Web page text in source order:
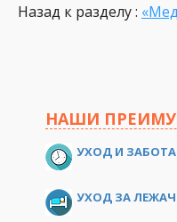
Назад к разделу :
НАШИ
УХОД И ЗАБОТА
УХОД ЗА